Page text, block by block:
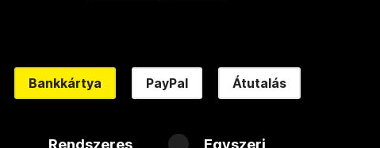
Bankkártya PayPal Átutalás
Rendszeres Egyszeri